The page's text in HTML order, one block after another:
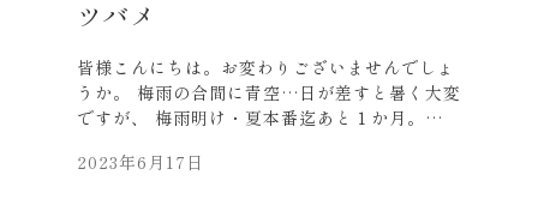
ツバメ
皆様こんにちは。お変わりございませんでしょ
うか。 梅雨の合間に青空…日が差すと暑く大変
ですが、 梅雨明け・夏本番迄あと１か月。
くのお店の天井に「ツバメの巣」があり、今朝
2023年6月17日